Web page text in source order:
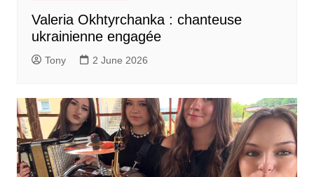
Valeria Okhtyrchanka : chanteuse
ukrainienne engagée
Tony 2 June 2026